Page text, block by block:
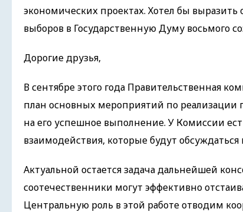
экономических проектах. Хотел бы
выборов в Государственную Думу восьмого
Дорогие друзья,
В сентябре этого года Правительственная
план основных мероприятий по реализации
на его успешное выполнение. У Комиссии
взаимодействия, которые будут
Актуальной остается задача дальнейшей
соотечественники могут эффективно
Центральную роль в этой работе отводим